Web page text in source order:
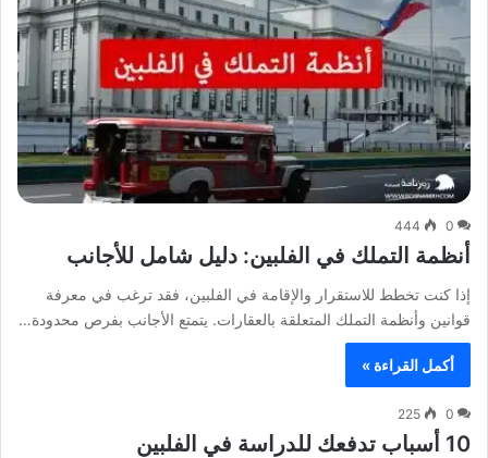
0
444
أنظمة التملك في الفلبين: دليل شامل للأجانب
إذا كنت تخطط للاستقرار والإقامة في الفلبين، فقد ترغب في معرفة
قوانين وأنظمة التملك المتعلقة بالعقارات. يتمتع الأجانب بفرص محدودة…
أكمل القراءة »
0
225
10 أسباب تدفعك للدراسة في الفلبين